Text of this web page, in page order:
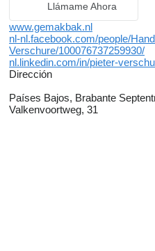
Llámame Ahora
www.gemakbak.nl
nl-nl.facebook.com/people/
Verschure/100076737259930/
nl.linkedin.com/in/pieter-
Dirección
Países Bajos, Brabante
Valkenvoortweg, 31